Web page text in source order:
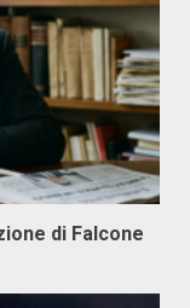
di Falcone